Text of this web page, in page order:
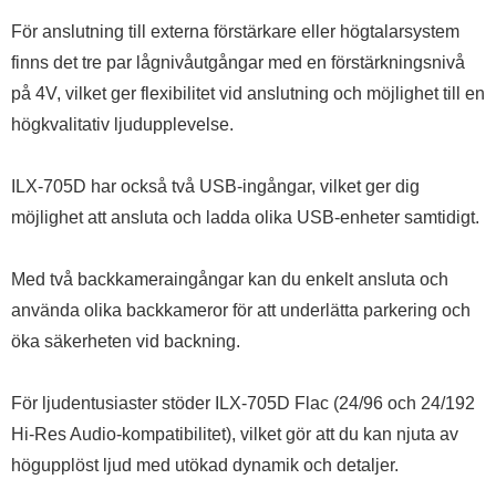
För anslutning till externa förstärkare eller högtalarsystem
finns det tre par lågnivåutgångar med en förstärkningsnivå
på 4V, vilket ger flexibilitet vid anslutning och möjlighet till en
högkvalitativ ljudupplevelse.
ILX-705D har också två USB-ingångar, vilket ger dig
möjlighet att ansluta och ladda olika USB-enheter samtidigt.
Med två backkameraingångar kan du enkelt ansluta och
använda olika backkameror för att underlätta parkering och
öka säkerheten vid backning.
För ljudentusiaster stöder ILX-705D Flac (24/96 och 24/192
Hi-Res Audio-kompatibilitet), vilket gör att du kan njuta av
högupplöst ljud med utökad dynamik och detaljer.